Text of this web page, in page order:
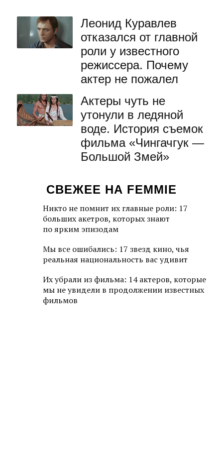
Леонид Куравлев
отказался от главной
роли у известного
режиссера. Почему
актер не пожалел
Актеры чуть не
утонули в ледяной
воде. История съемок
фильма «Чингачгук —
Большой Змей»
СВЕЖЕЕ НА FEMMIE
Никто не помнит их главные роли: 17
больших акетров, которых знают
по ярким эпизодам
Мы все ошибались: 17 звезд кино, чья
реальная национальность вас удивит
Их убрали из фильма: 14 актеров, которые
мы не увидели в продолжении известных
фильмов